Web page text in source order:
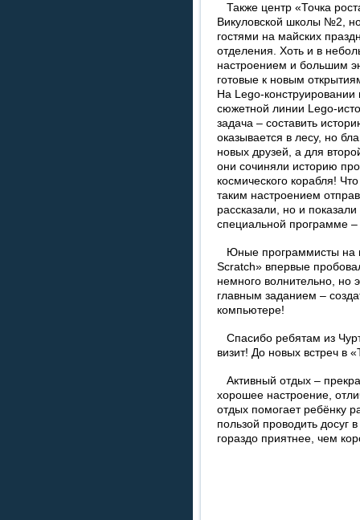
Также центр «Точка
Викуловской школы №2,
гостями на майских
отделения. Хоть и в
настроением и большим
готовые к новым
На Lego-
сюжетной линии Lego-
задача – составить
оказывается в лесу, но
новых друзей, а для
они сочиняли историю
космического корабля!
таким настроением
рассказали, но и
специальной программе
Юные программисты на
Scratch» впервые
немного волнительно, но
главным заданием –
компьютере!
Спасибо ребятам из
визит! До новых встреч в
Активный отдых –
хорошее настроение,
отдых помогает ребёнку
пользой проводить досуг
гораздо приятнее, чем